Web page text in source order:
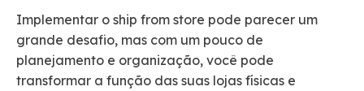
Implementar o ship from store pode parecer um
grande desafio, mas com um pouco de
planejamento e organização, você pode
transformar a função das suas lojas físicas e